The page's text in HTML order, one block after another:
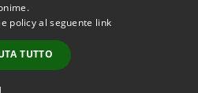
© 2026 • Comune di San Tomaso
policy al seguente link
TUTTO